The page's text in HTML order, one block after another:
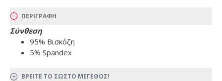
ΠΕΡΙΓΡΑΦΗ
Σύνθεση
95% Βισκόζη
5% Spandex
ΒΡΕΙΤΕ ΤΟ ΣΩΣΤΟ ΜΕΓΕΘΟΣ!